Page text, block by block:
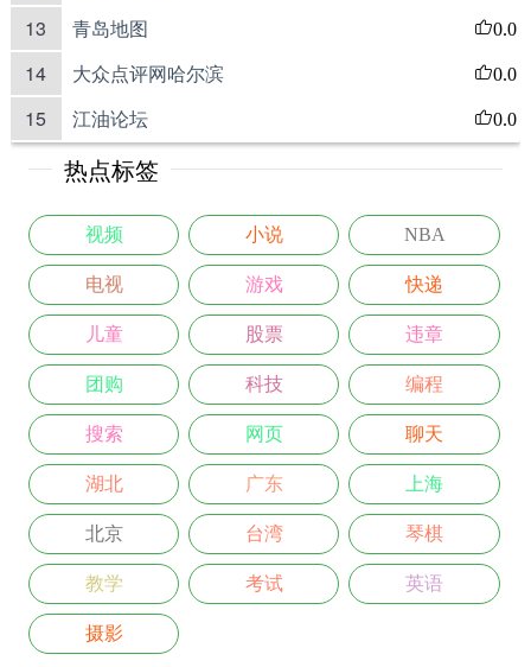
13 青岛地图 0.0
14 大众点评网哈尔滨 0.0
15 江油论坛 0.0
热点标签
视频 小说 NBA
电视 游戏 快递
儿童 股票 违章
团购 科技 编程
搜索 网页 聊天
湖北 广东 上海
北京 台湾 琴棋
教学 考试 英语
摄影